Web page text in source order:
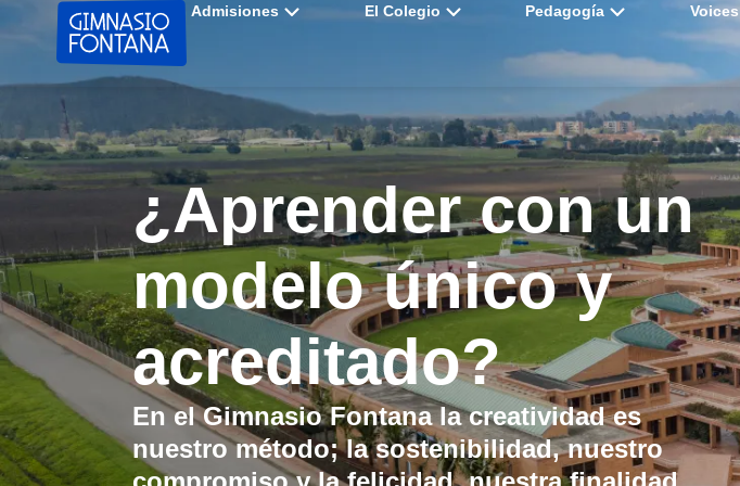
Admisiones El Colegio Pedagogía Voices
¿Aprender con un
modelo único y
acreditado?
En el Gimnasio Fontana lacreatividades
nuestro método; lasostenibilidad, nuestro